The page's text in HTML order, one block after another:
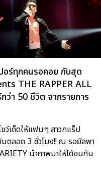
อร์ทุกคนรอคอย กับสุด
THE RAPPER ALL
ว่า 50 ชีวิต จากรายการ
ว์เด็ดให้แฟนๆ สาวกแร็ป
ตลอด 3 ชั่วโมง!! ณ รอยัลพา
นำภาพมาให้ได้ชมกัน